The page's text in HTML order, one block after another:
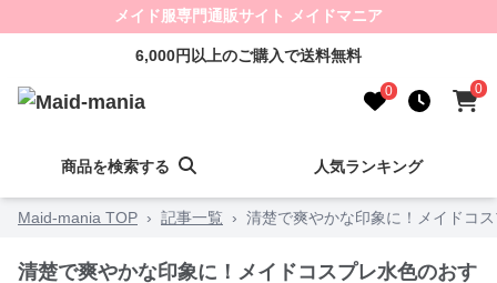
メイド服専門通販サイト メイドマニア
6,000円以上のご購入で送料無料
0 0
商品を検索する 人気ランキング
Maid-mania TOP › 記事一覧 › 清楚で爽やかな印象に！メイドコ
清楚で爽やかな印象に！メイドコスプレ水色のおす